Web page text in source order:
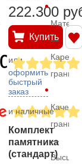
222.300
Купить
или
оформить
быстрый
заказ
и наличные
Комплект
памятника
(стандарт)
—
гранит
гранита
—
Высший